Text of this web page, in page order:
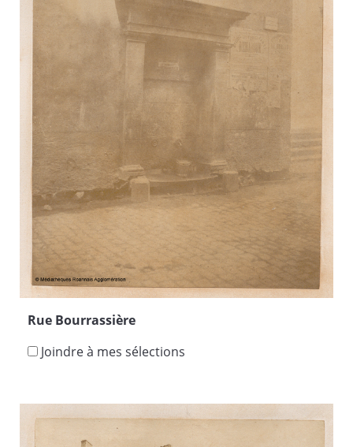
Rue Bourrassière
Joindre à mes sélections